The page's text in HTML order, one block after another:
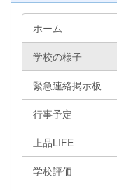
ホーム
学校の様子
緊急連絡掲示板
行事予定
上品LIFE
学校評価